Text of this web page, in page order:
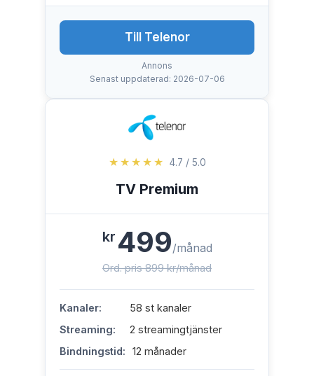
Till Telenor
Annons
Senast uppdaterad: 2026-07-06
★★★★★ 4.7 / 5.0
TV Premium
kr 499/månad
Ord. pris 899 kr/månad
Kanaler:
58 st kanaler
Streaming:
2 streamingtjänster
Bindningstid:
12 månader